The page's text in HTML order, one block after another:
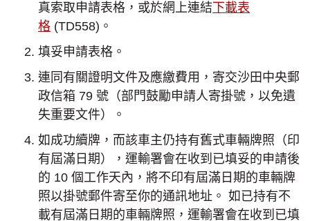
真索取申請表格，或於網上連結 下載表
格 (TD558)。
填妥申請表格。
連同有關證明文件及應繳費用，寄交沙田中央郵
政信箱 79 號（部門鼓勵申請人寄掛號，以免遺
失重要文件）。
如成功續牌，而該車主仍持有舊式車輛牌照（印
有屆滿日期），運輸署會在收到已填妥的申請後
的 10 個工作天內，將不印有屆滿日期的車輛牌
照以掛號郵件寄至你的通訊地址。 如已持有不
載有屆滿日期的車輛牌照，運輸署會在收到已填